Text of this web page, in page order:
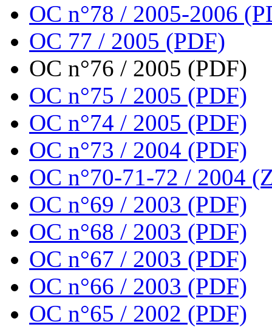
OC n°78 / 2005-2006
OC 77 / 2005 (PDF)
OC n°76 / 2005 (PDF)
OC n°75 / 2005 (PDF)
OC n°74 / 2005 (PDF)
OC n°73 / 2004 (PDF)
OC n°70-71-72 / 2004
OC n°69 / 2003 (PDF)
OC n°68 / 2003 (PDF)
OC n°67 / 2003 (PDF)
OC n°66 / 2003 (PDF)
OC n°65 / 2002 (PDF)